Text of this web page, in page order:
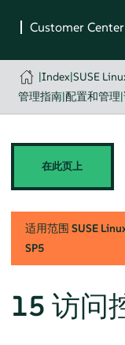
|Index|SUSE
管理指南|配置和管理|
在此页上
适用范围 SUSE
SP5
15 访问